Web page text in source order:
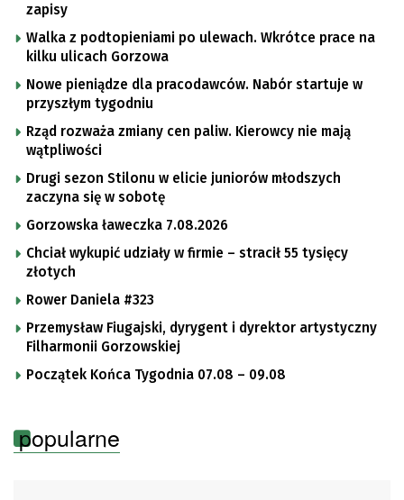
zapisy
Walka z podtopieniami po ulewach. Wkrótce prace na
kilku ulicach Gorzowa
Nowe pieniądze dla pracodawców. Nabór startuje w
przyszłym tygodniu
Rząd rozważa zmiany cen paliw. Kierowcy nie mają
wątpliwości
Drugi sezon Stilonu w elicie juniorów młodszych
zaczyna się w sobotę
Gorzowska ławeczka 7.08.2026
Chciał wykupić udziały w firmie – stracił 55 tysięcy
złotych
Rower Daniela #323
Przemysław Fiugajski, dyrygent i dyrektor artystyczny
Filharmonii Gorzowskiej
Początek Końca Tygodnia 07.08 – 09.08
popularne